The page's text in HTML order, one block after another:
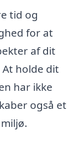
tid og
for at
af dit
holde dit
har ikke
også et